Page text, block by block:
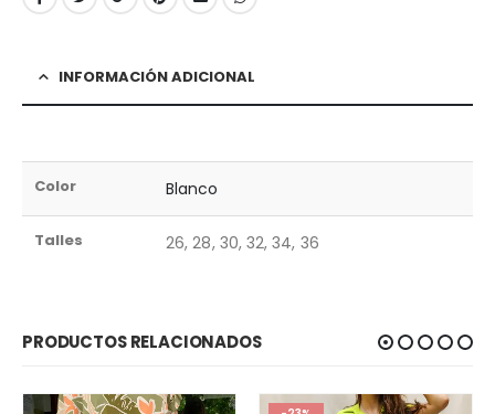
INFORMACIÓN ADICIONAL
Color Blanco
Talles 26, 28, 30, 32, 34, 36
PRODUCTOS RELACIONADOS